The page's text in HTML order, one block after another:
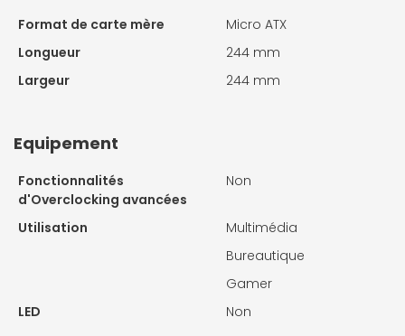
Format de carte mère
Micro ATX
Longueur
244 mm
Largeur
244 mm
Equipement
Fonctionnalités
d'Overclocking avancées
Non
Utilisation
Multimédia
Bureautique
Gamer
LED
Non